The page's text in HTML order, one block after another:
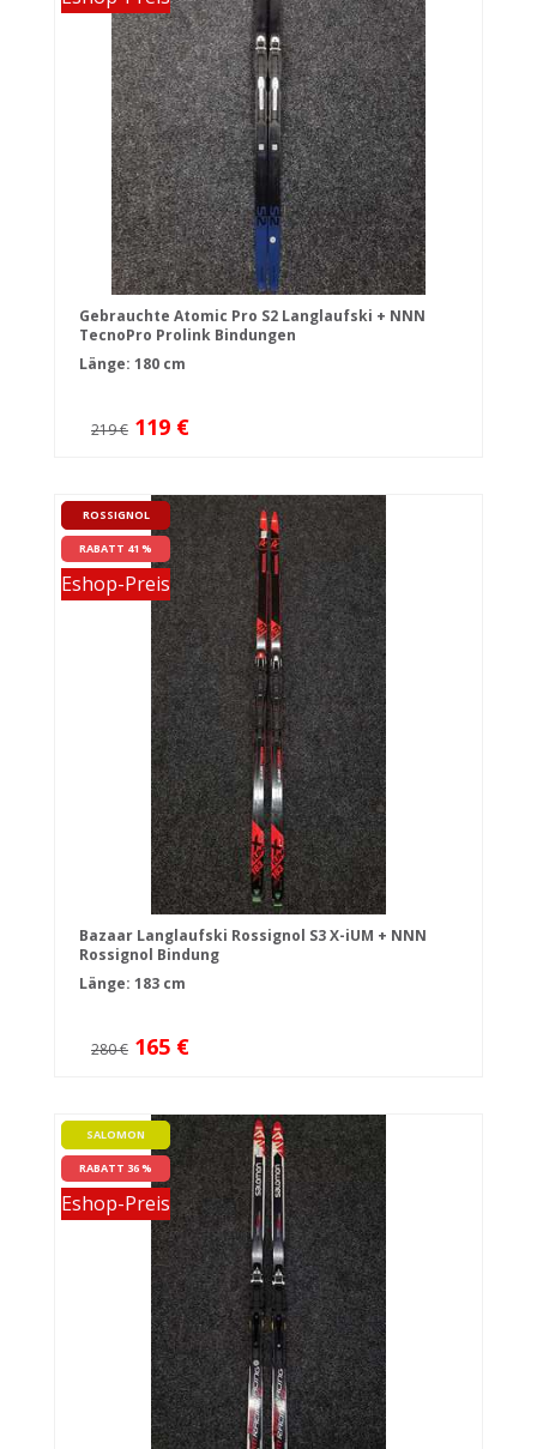
Gebrauchte Atomic Pro S2 Langlaufski + NNN
TecnoPro Prolink Bindungen
Länge: 180 cm
219 € 119 €
ROSSIGNOL
RABATT 41 %
Eshop-Preis
Bazaar Langlaufski Rossignol S3 X-iUM + NNN
Rossignol Bindung
Länge: 183 cm
280 € 165 €
SALOMON
RABATT 36 %
Eshop-Preis